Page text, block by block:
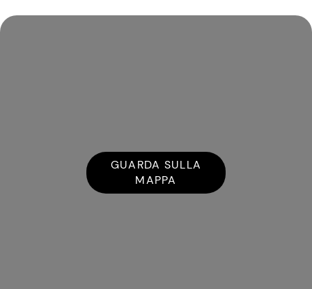
GUARDA SULLA
MAPPA